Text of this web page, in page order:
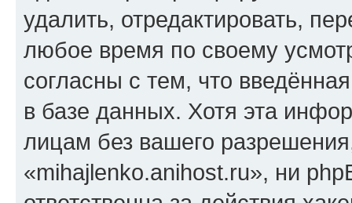
удалить, отредактировать,
любое время по своему
согласны с тем, что
в базе данных. Хотя эта
лицам без вашего
«mihajlenko.anihost.ru», ни